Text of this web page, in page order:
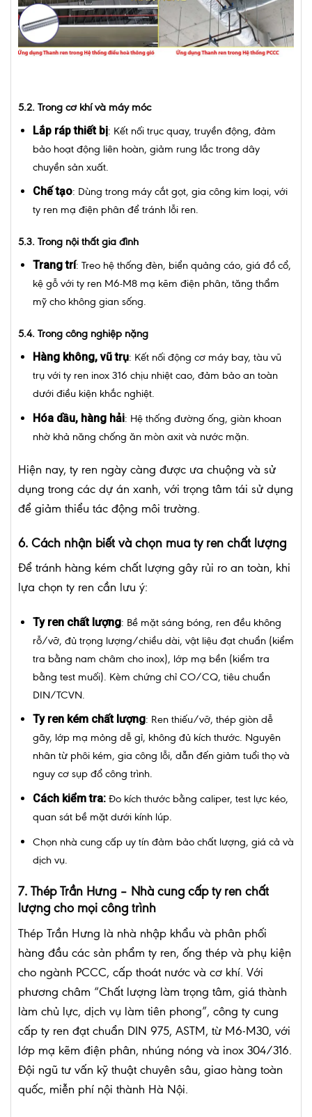
5.2. Trong cơ khí và máy móc
Lắp ráp thiết bị: Kết nối trục quay, truyền động, đảm
bảo hoạt động liên hoàn, giảm rung lắc trong dây
chuyền sản xuất.
Chế tạo: Dùng trong máy cắt gọt, gia công kim loại, với
ty ren mạ điện phân để tránh lỗi ren.
5.3. Trong nội thất gia đình
Trang trí: Treo hệ thống đèn, biển quảng cáo, giá đồ cổ,
kệ gỗ với ty ren M6-M8 mạ kẽm điện phân, tăng thẩm
mỹ cho không gian sống.
5.4. Trong công nghiệp nặng
Hàng không, vũ trụ: Kết nối động cơ máy bay, tàu vũ
trụ với ty ren inox 316 chịu nhiệt cao, đảm bảo an toàn
dưới điều kiện khắc nghiệt.
Hóa dầu, hàng hải: Hệ thống đường ống, giàn khoan
nhờ khả năng chống ăn mòn axit và nước mặn.
Hiện nay, ty ren ngày càng được ưa chuộng và sử
dụng trong các dự án xanh, với trọng tâm tái sử dụng
để giảm thiểu tác động môi trường.
6. Cách nhận biết và chọn mua ty ren chất lượng
Để tránh hàng kém chất lượng gây rủi ro an toàn, khi
lựa chọn ty ren cần lưu ý:
Ty ren chất lượng: Bề mặt sáng bóng, ren đều không
rỗ/vỡ, đủ trọng lượng/chiều dài, vật liệu đạt chuẩn (kiểm
tra bằng nam châm cho inox), lớp mạ bền (kiểm tra
bằng test muối). Kèm chứng chỉ CO/CQ, tiêu chuẩn
DIN/TCVN.
Ty ren kém chất lượng: Ren thiếu/vỡ, thép giòn dễ
gãy, lớp mạ mỏng dễ gỉ, không đủ kích thước. Nguyên
nhân từ phôi kém, gia công lỗi, dẫn đến giảm tuổi thọ và
nguy cơ sụp đổ công trình.
Cách kiểm tra: Đo kích thước bằng caliper, test lực kéo,
quan sát bề mặt dưới kính lúp.
Chọn nhà cung cấp uy tín đảm bảo chất lượng, giá cả và
dịch vụ.
7. Thép Trần Hưng – Nhà cung cấp ty ren chất
lượng cho mọi công trình
Thép Trần Hưng là nhà nhập khẩu và phân phối
hàng đầu các sản phẩm ty ren, ống thép và phụ kiện
cho ngành PCCC, cấp thoát nước và cơ khí. Với
phương châm “Chất lượng làm trọng tâm, giá thành
làm chủ lực, dịch vụ làm tiên phong”, công ty cung
cấp ty ren đạt chuẩn DIN 975, ASTM, từ M6-M30, với
lớp mạ kẽm điện phân, nhúng nóng và inox 304/316.
Đội ngũ tư vấn kỹ thuật chuyên sâu, giao hàng toàn
quốc, miễn phí nội thành Hà Nội.